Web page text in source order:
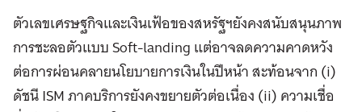
ตัวเลขเศรษฐกิจและเงินเฟ้อของสหรัฐฯยังคงสนับสนุนภาพ
การชะลอตัวแบบ Soft-landing แต่อาจลดความคาดหวัง
ต่อการผ่อนคลายนโยบายการเงินในปีหน้า สะท้อนจาก (i)
ดัชนี ISM ภาคบริการยังคงขยายตัวต่อเนื่อง (ii) ความเชื่อ